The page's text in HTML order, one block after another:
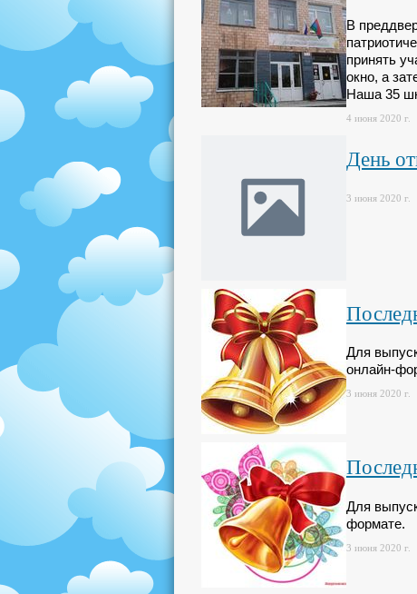
В
принять
окно, а
Наша 35
4 июня 2020 г.
День
3 июня 2020 г.
Для
онлайн-
3 июня 2020 г.
Для
формате.
3 июня 2020 г.